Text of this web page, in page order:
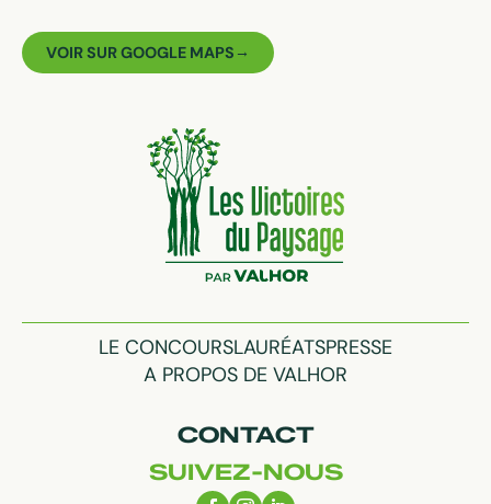
VOIR SUR GOOGLE MAPS
LE CONCOURSLAURÉATSPRESSE
A PROPOS DE VALHOR
CONTACT
SUIVEZ-NOUS